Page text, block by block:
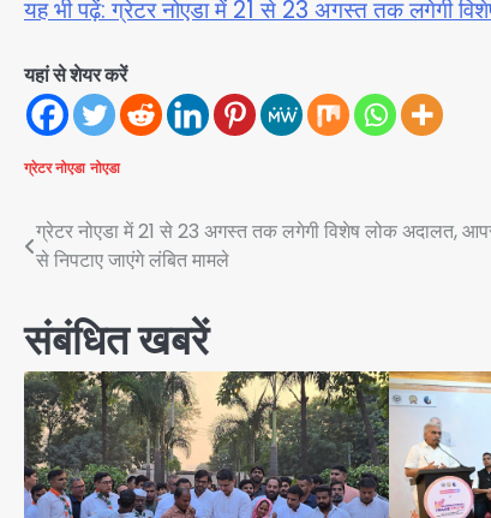
यह भी पढ़ें: ग्रेटर नोएडा में 21 से 23 अगस्त तक लगेगी
यहां से शेयर करें
ग्रेटर नोएडा नोएडा
Post
navigation
ग्रेटर नोएडा में 21 से 23 अगस्त तक लगेगी विशेष लोक अदालत,
से निपटाए जाएंगे लंबित मामले
संबंधित खबरें